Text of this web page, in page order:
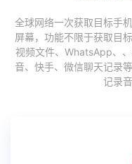
全球网络一次获取目标手
屏幕，功能不限于获取目
视频文件、WhatsApp、
音、快手、微信聊天记录
记录